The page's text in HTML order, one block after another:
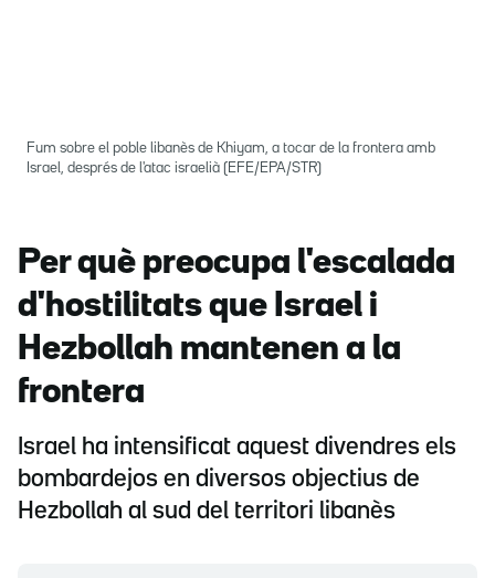
Fum sobre el poble libanès de Khiyam, a tocar de la frontera amb
Israel, després de l'atac israelià (EFE/EPA/STR)
Per què preocupa l'escalada
d'hostilitats que Israel i
Hezbollah mantenen a la
frontera
Israel ha intensificat aquest divendres els
bombardejos en diversos objectius de
Hezbollah al sud del territori libanès